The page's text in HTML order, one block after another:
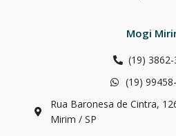
Mogi
(19)
(19)
Rua Baronesa de Cintra,
Mirim / SP